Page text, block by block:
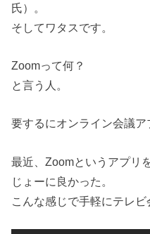
氏）。
そしてワタスです。
Zoomって何？
と言う人。
要するにオンライン会議ア
最近、Zoomというアプリ
じょーに良かった。
こんな感じで手軽にテレビ